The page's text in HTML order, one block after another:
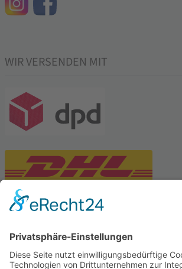
WIR VERSENDEN MIT
Tekal – Textile Lebensqualität